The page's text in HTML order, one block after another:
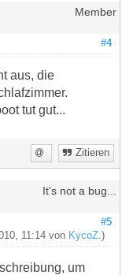
Member
#4
aus, die
tut gut...
Zitieren
It's not a bug...
#5
11:14 von KycoZ .)
um